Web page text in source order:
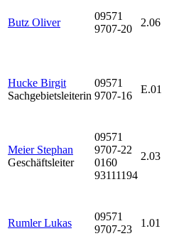
Butz Oliver
09571
9707-20
2.06
Hucke Birgit
Sachgebietsleiterin
09571
9707-16
E.01
Meier Stephan
Geschäftsleiter
09571
9707-22
0160
93111194
2.03
Rumler Lukas
09571
9707-23
1.01